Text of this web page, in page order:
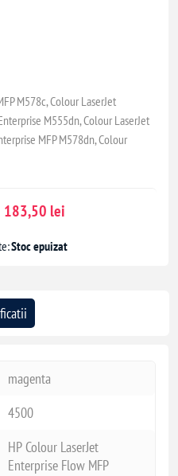
M578c, Colour LaserJet
M555dn, Colour LaserJet
MFP M578dn, Colour
183,50 lei
Stoc epuizat
magenta
4500
HP Colour LaserJet
Enterprise Flow MFP